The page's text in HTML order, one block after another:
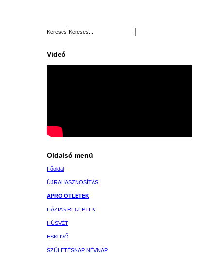
Keresés
Videó
Oldalsó menü
Főoldal
ÚJRAHASZNOSÍTÁS
APRÓ ÖTLETEK
HÁZIAS RECEPTEK
HÚSVÉT
ESKÜVŐ
SZÜLETÉSNAP NÉVNAP